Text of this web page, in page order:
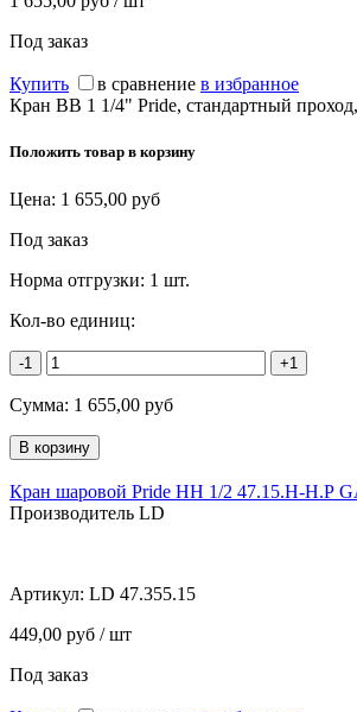
Под заказ
Купить в сравнение в избранное
Кран ВВ 1 1/4" Pride, стандартный проход,
Положить товар в корзину
Цена: 1 655,00 руб
Под заказ
Норма отгрузки: 1 шт.
Кол-во единиц:
-1 +1
Сумма: 1 655,00 руб
Кран шаровой Pride НН 1/2 47.15.Н-Н.Р
Производитель LD
Артикул: LD 47.355.15
449,00 руб / шт
Под заказ